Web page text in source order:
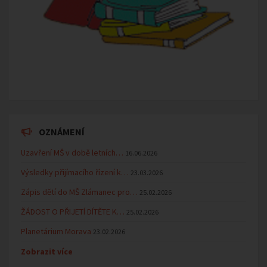
OZNÁMENÍ
Uzavření MŠ v době letních… 16.06.2026
Výsledky přijímacího řízení k… 23.03.2026
Zápis dětí do MŠ Zlámanec pro… 25.02.2026
ŽÁDOST O PŘIJETÍ DÍTĚTE K… 25.02.2026
Planetárium Morava 23.02.2026
Zobrazit více